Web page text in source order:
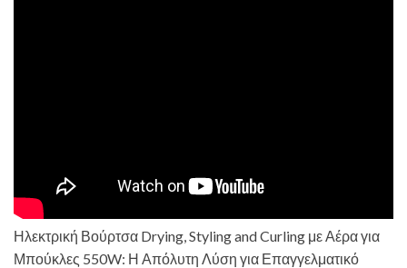
Ηλεκτρική Βούρτσα Drying, Styling and Curling με Αέρα για
Μπούκλες 550W: Η Απόλυτη Λύση για Επαγγελματικό